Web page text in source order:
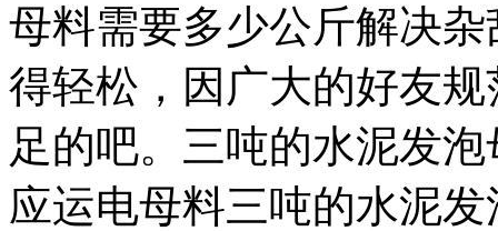
母料需要多少公斤解决
得轻松，因广大的好友
足的吧。三吨的水泥发
应运电母料三吨的水泥